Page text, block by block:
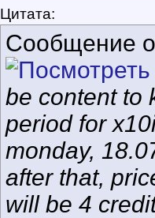
Цитата:
Сообщение
be content to
period for
monday,
after that,
will be 4